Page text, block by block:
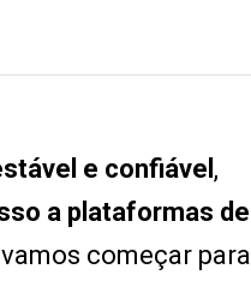
e confiável ,
a plataformas de
começar para